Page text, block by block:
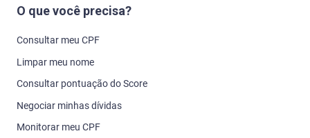
O que você precisa?
Consultar meu CPF
Limpar meu nome
Consultar pontuação do Score
Negociar minhas dívidas
Monitorar meu CPF